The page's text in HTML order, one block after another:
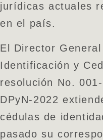
jurídicas actuales
en el país.
El Director
Identificación y
resolución No.
DPyN-2022
cédulas de
pasado su